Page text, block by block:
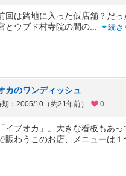
回は路地に入った仮店舗？だ
ウブド村寺院の間の
続き
カのワンディッシュ
：2005/10（約21年前） 0
イブオカ」。大きな看板もあっ
賑わうこのお店、メニューは１